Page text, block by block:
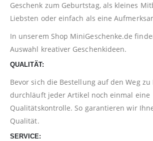
Geschenk zum Geburtstag, als kleines
Liebsten oder einfach als eine
In unserem Shop MiniGeschenke.de
Auswahl kreativer Geschenkideen.
QUALITÄT:
Bevor sich die Bestellung auf den Weg
durchläuft jeder Artikel noch einmal eine
Qualitätskontrolle. So garantieren wir
Qualität.
SERVICE: